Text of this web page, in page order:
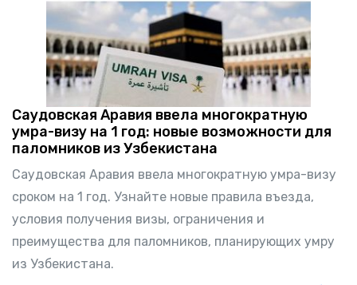
Саудовская Аравия ввела многократную
умра-визу на 1 год: новые возможности для
паломников из Узбекистана
Саудовская Аравия ввела многократную умра-визу
сроком на 1 год. Узнайте новые правила въезда,
условия получения визы, ограничения и
преимущества для паломников, планирующих умру
из Узбекистана.